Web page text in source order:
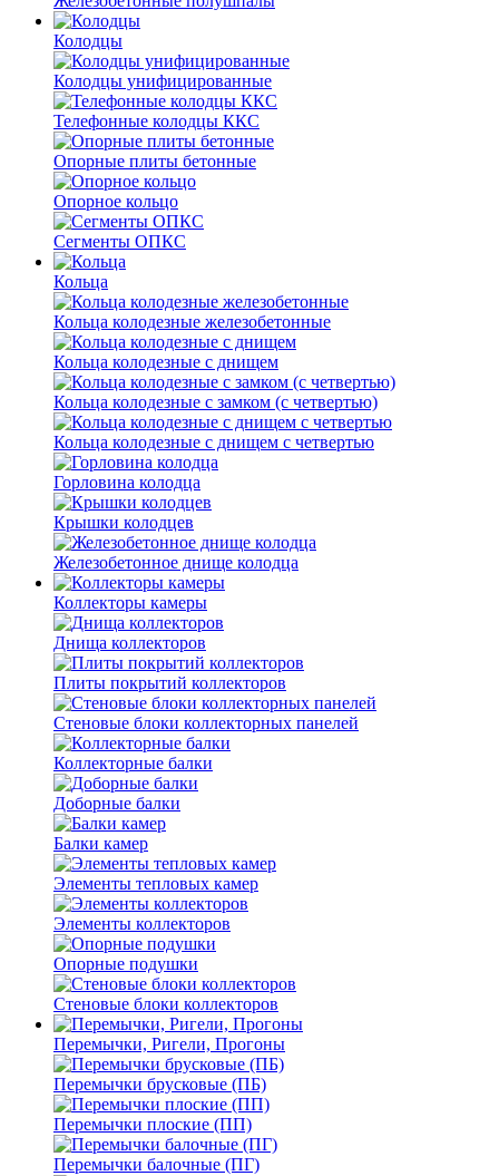
Колодцы
Колодцы унифицированные
Телефонные колодцы ККС
Опорные плиты бетонные
Опорное кольцо
Сегменты ОПКС
Кольца
Кольца колодезные железобетонные
Кольца колодезные с днищем
Кольца колодезные с замком (с четвертью)
Кольца колодезные с днищем с четвертью
Горловина колодца
Крышки колодцев
Железобетонное днище колодца
Коллекторы камеры
Днища коллекторов
Плиты покрытий коллекторов
Стеновые блоки коллекторных панелей
Коллекторные балки
Доборные балки
Балки камер
Элементы тепловых камер
Элементы коллекторов
Опорные подушки
Стеновые блоки коллекторов
Перемычки, Ригели, Прогоны
Перемычки брусковые (ПБ)
Перемычки плоские (ПП)
Перемычки балочные (ПГ)